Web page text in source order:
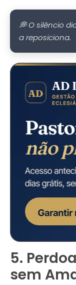
💭 O silêncio
a reposiciona.
5.
sem